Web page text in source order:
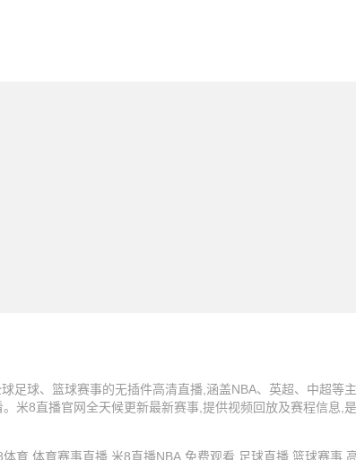
足球、篮球赛事的无插件高清直播,涵盖NBA、英超、中超等
米8直播官网全天候更新最新赛事,提供视频回放及赛程信息,
育,体育赛事直播,米8直播NBA,免费观看,足球直播,篮球赛事,